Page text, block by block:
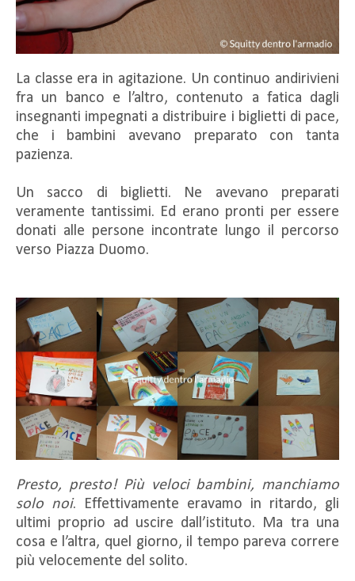
La classe era in agitazione. Un continuo andirivieni
fra un banco e l’altro, contenuto a fatica dagli
insegnanti impegnati a distribuire i biglietti di pace,
che i bambini avevano preparato con tanta
pazienza.
Un sacco di biglietti. Ne avevano preparati
veramente tantissimi. Ed erano pronti per essere
donati alle persone incontrate lungo il percorso
verso Piazza Duomo.
Presto, presto! Più veloci bambini, manchiamo
solo noi. Effettivamente eravamo in ritardo, gli
ultimi proprio ad uscire dall’istituto. Ma tra una
cosa e l’altra, quel giorno, il tempo pareva correre
più velocemente del solito.